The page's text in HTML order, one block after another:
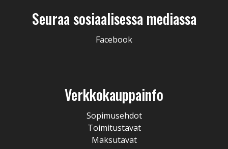
Seuraa sosiaalisessa mediassa
Facebook
Verkkokauppainfo
Sopimusehdot
Toimitustavat
Maksutavat